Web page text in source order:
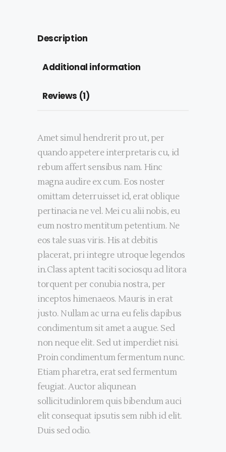
Description
Additional information
Reviews (1)
Amet simul hendrerit pro ut, per
quando appetere interpretaris cu, id
rebum affert sensibus nam. Hinc
magna audire ex cum. Eos noster
omittam deterruisset id, erat oblique
pertinacia ne vel. Mei cu alii nobis, eu
eum nostro mentitum petentium. Ne
eos tale suas viris. His at debitis
placerat, pri integre utroque legendos
in.Class aptent taciti sociosqu ad litora
torquent per conubia nostra, per
inceptos himenaeos. Mauris in erat
justo. Nullam ac urna eu felis dapibus
condimentum sit amet a augue. Sed
non neque elit. Sed ut imperdiet nisi.
Proin condimentum fermentum nunc.
Etiam pharetra, erat sed fermentum
feugiat. Auctor aliqunean
sollicitudinlorem quis bibendum auci
elit consequat ipsutis sem nibh id elit.
Duis sed odio.